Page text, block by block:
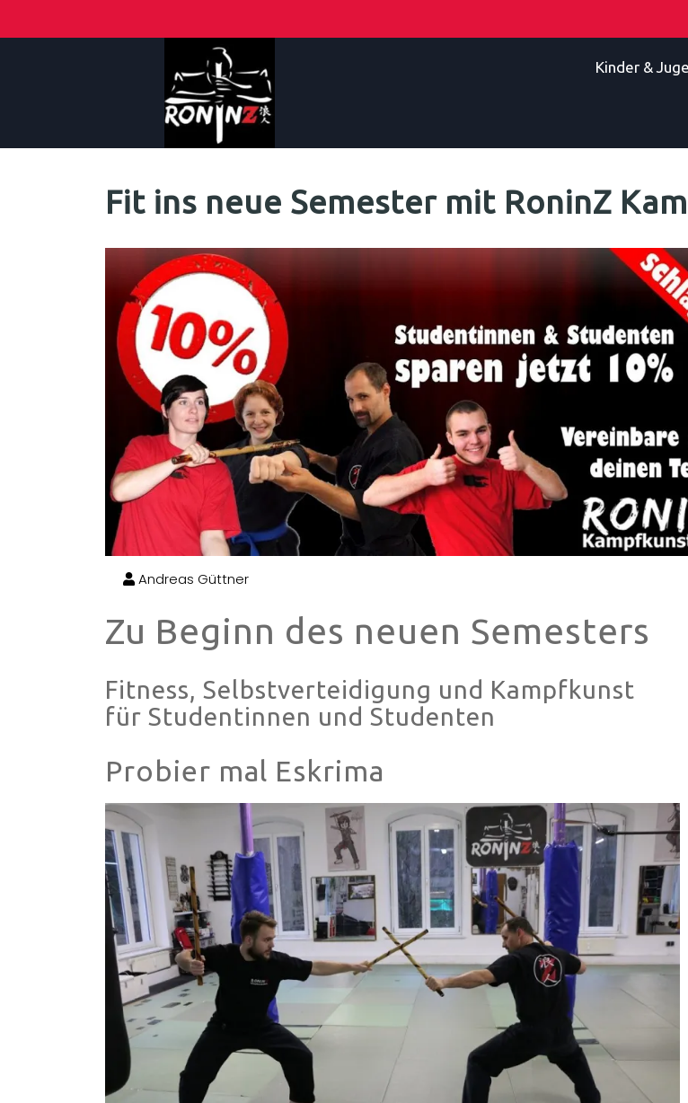
Kinder &
Fit ins neue Semester mit RoninZ
Andreas Güttner
Zu Beginn des neuen Semesters
Fitness, Selbstverteidigung und Kampfkunst
für Studentinnen und Studenten
Probier mal Eskrima